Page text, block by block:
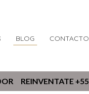
BLOG CONTACTO
REINVENTATE +55